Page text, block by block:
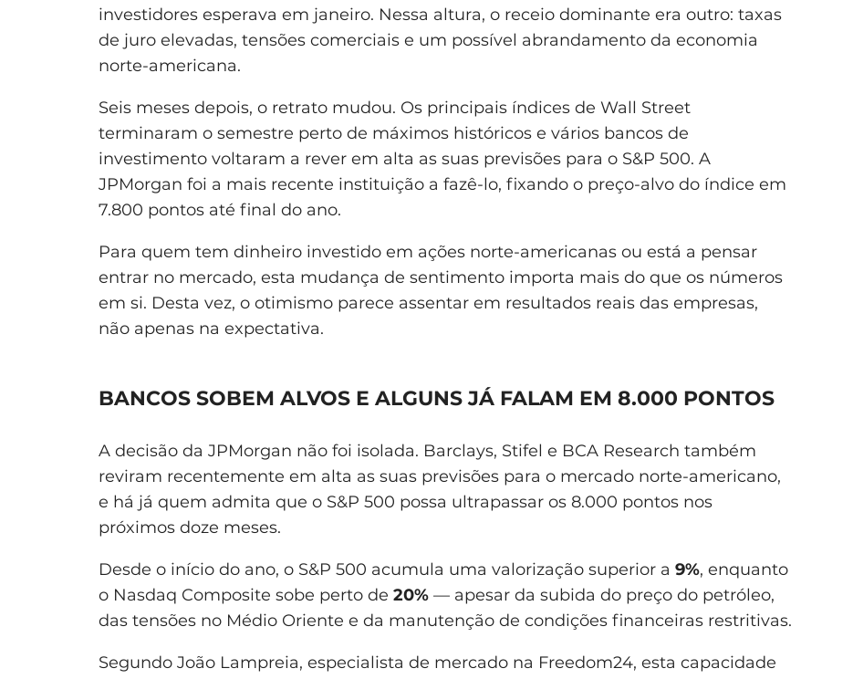
investidores esperava em janeiro. Nessa altura, o receio dominante era outro: taxas
de juro elevadas, tensões comerciais e um possível abrandamento da economia
norte-americana.
Seis meses depois, o retrato mudou. Os principais índices de Wall Street
terminaram o semestre perto de máximos históricos e vários bancos de
investimento voltaram a rever em alta as suas previsões para o S&P 500. A
JPMorgan foi a mais recente instituição a fazê-lo, fixando o preço-alvo do índice em
7.800 pontos até final do ano.
Para quem tem dinheiro investido em ações norte-americanas ou está a pensar
entrar no mercado, esta mudança de sentimento importa mais do que os números
em si. Desta vez, o otimismo parece assentar em resultados reais das empresas,
não apenas na expectativa.
BANCOS SOBEM ALVOS E ALGUNS JÁ FALAM EM 8.000 PONTOS
A decisão da JPMorgan não foi isolada. Barclays, Stifel e BCA Research também
reviram recentemente em alta as suas previsões para o mercado norte-americano,
e há já quem admita que o S&P 500 possa ultrapassar os 8.000 pontos nos
próximos doze meses.
Desde o início do ano, o S&P 500 acumula uma valorização superior a 9%, enquanto
o Nasdaq Composite sobe perto de 20% — apesar da subida do preço do petróleo,
das tensões no Médio Oriente e da manutenção de condições financeiras restritivas.
Segundo João Lampreia, especialista de mercado na Freedom24, esta capacidade